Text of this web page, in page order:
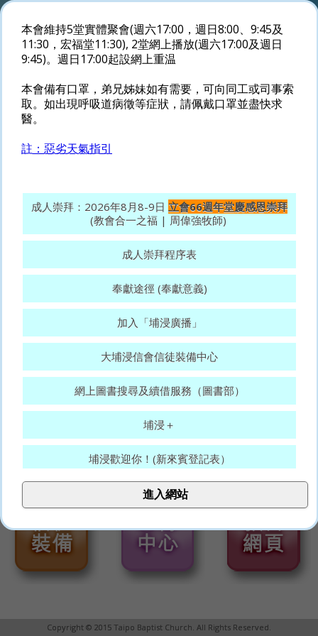
Copyright © 2015 Taipo Baptist Church. All Rights Reserved.
本會維持5堂實體聚會(週六17:00，週日8:00、9:45及
11:30，宏福堂11:30), 2堂網上播放(週六17:00及週日
9:45)。週日17:00起設網上重温
本會備有口罩，弟兄姊妹如有需要，可向同工或司事索
取。如出現呼吸道病徵等症狀，請佩戴口罩並盡快求
醫。
註：惡劣天氣指引
成人崇拜：2026年8月8-9日 立會66週年堂慶感恩崇拜
(教會合一之福 | 周偉強牧師)
成人崇拜程序表
奉獻途徑 (奉獻意義)
加入「埔浸廣播」
大埔浸信會信徒裝備中心
網上圖書搜尋及續借服務（圖書部）
埔浸＋
埔浸歡迎你！(新來賓登記表）
大埔浸信會代禱表
願賜平安的神，常和你們眾人同在。(羅15:33)
進入網站